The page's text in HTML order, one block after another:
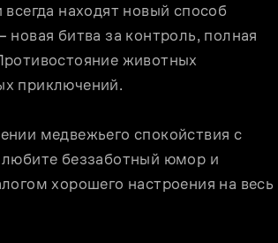
находят новый способ
битва за контроль, полная
животных
приключений.
медвежьего спокойствия с
любите беззаботный юмор и
хорошего настроения на весь